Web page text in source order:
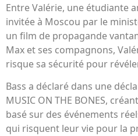
Entre Valérie, une étudiante
invitée à Moscou par le
un film de propagande
Max et ses compagnons,
risque sa sécurité pour
Bass a déclaré dans une
MUSIC ON THE BONES,
basé sur des événements
qui risquent leur vie pour la